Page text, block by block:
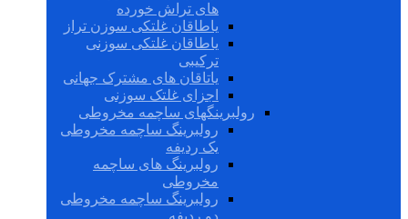
های تراش خورده
یاطاقان غلتکی سوزن تراز
یاطاقان غلتکی سوزنی
ترکیبی
یاتاقان های مشترک جهانی
اجزای غلتک سوزنی
رولبرینگهای ساچمه مخروطی
رولبرینگ ساچمه مخروطی
یک ردیفه
رولبرینگ های ساچمه
مخروطی
رولبرینگ ساچمه مخروطی
دو ردیفه